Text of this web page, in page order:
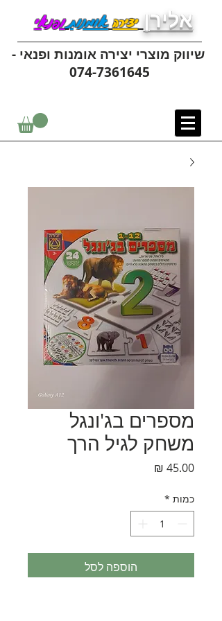
אלירן יצירהאומנותופנאי
שיווק מוצרי יצירה אומנות ופנאי -
074-7361645
מספרים בג'ונגל
משחק לגיל הרך
כמות *
הוספה לסל